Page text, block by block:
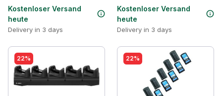
Kostenloser Versand
heute
Delivery in 3 days
Kostenloser Versand
heute
Delivery in 3 days
22% 22%